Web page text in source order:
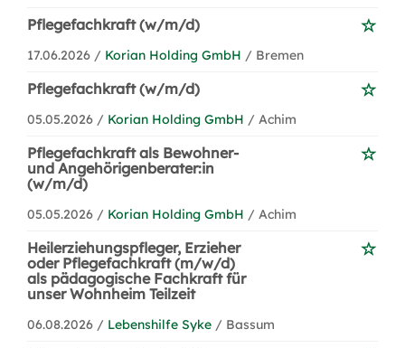
Pflegefachkraft (w/m/d)
17.06.2026 / Korian Holding GmbH / Bremen
Pflegefachkraft (w/m/d)
05.05.2026 / Korian Holding GmbH / Achim
Pflegefachkraft als Bewohner-
und Angehörigenberater:in
(w/m/d)
05.05.2026 / Korian Holding GmbH / Achim
Heilerziehungspfleger, Erzieher
oder Pflegefachkraft (m/w/d)
als pädagogische Fachkraft für
unser Wohnheim Teilzeit
06.08.2026 / Lebenshilfe Syke / Bassum